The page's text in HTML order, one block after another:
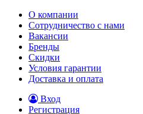
О компании
Сотрудничество с нами
Вакансии
Бренды
Скидки
Условия гарантии
Доставка и оплата
Вход
Регистрация